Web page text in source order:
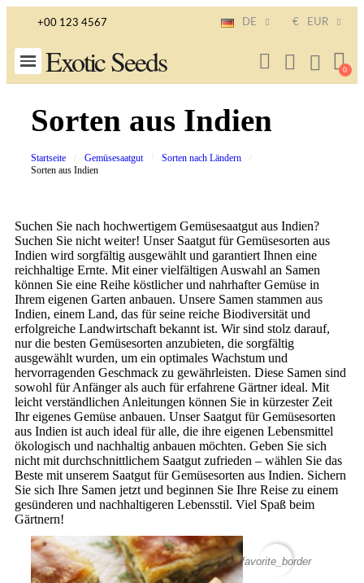
+00 123 4567 DE € EUR
Exotic Seeds
Sorten aus Indien
Startseite Gemüsesaatgut
Sorten nach Ländern
Sorten aus Indien
Suchen Sie nach hochwertigem Gemüsesaatgut aus Indien?
Suchen Sie nicht weiter! Unser Saatgut für Gemüsesorten aus
Indien wird sorgfältig ausgewählt und garantiert Ihnen eine
reichhaltige Ernte. Mit einer vielfältigen Auswahl an Samen
können Sie eine Reihe köstlicher und nahrhafter Gemüse in
Ihrem eigenen Garten anbauen. Unsere Samen stammen aus
Indien, einem Land, das für seine reiche Biodiversität und
erfolgreiche Landwirtschaft bekannt ist. Wir sind stolz darauf,
nur die besten Gemüsesorten anzubieten, die sorgfältig
ausgewählt wurden, um ein optimales Wachstum und
hervorragenden Geschmack zu gewährleisten. Diese Samen sind
sowohl für Anfänger als auch für erfahrene Gärtner ideal. Mit
leicht verständlichen Anleitungen können Sie in kürzester Zeit
Ihr eigenes Gemüse anbauen. Unser Saatgut für Gemüsesorten
aus Indien ist auch ideal für alle, die ihre eigenen Lebensmittel
ökologisch und nachhaltig anbauen möchten. Geben Sie sich
nicht mit durchschnittlichem Saatgut zufrieden – wählen Sie das
Beste mit unserem Saatgut für Gemüsesorten aus Indien. Sichern
Sie sich Ihre Samen jetzt und beginnen Sie Ihre Reise zu einem
gesünderen und nachhaltigeren Lebensstil. Viel Spaß beim
Gärtnern!
favorite_border